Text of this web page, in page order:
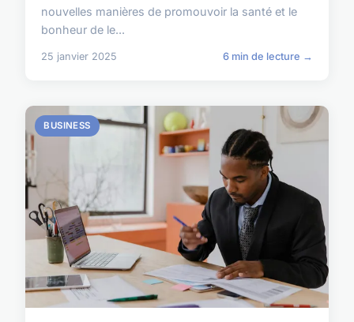
nouvelles manières de promouvoir la santé et le
bonheur de le...
25 janvier 2025 6 min de lecture →
BUSINESS